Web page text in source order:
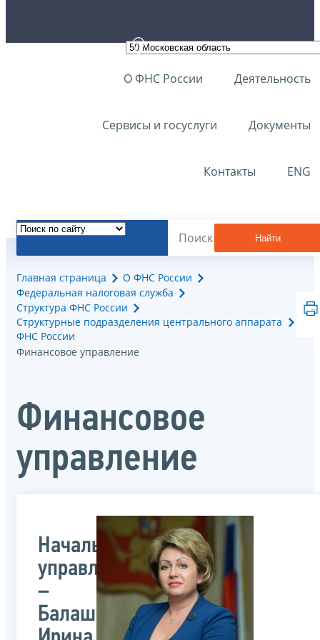
О ФНС России Деятельность
Сервисы и госуслуги Документы
Контакты ENG
Найти
Главная страница
О ФНС России
Федеральная налоговая служба
Структура ФНС России
Структурные подразделения центрального аппарата
ФНС России
Финансовое управление
Финансовое
управление
Начальник
управления
–
Балашова